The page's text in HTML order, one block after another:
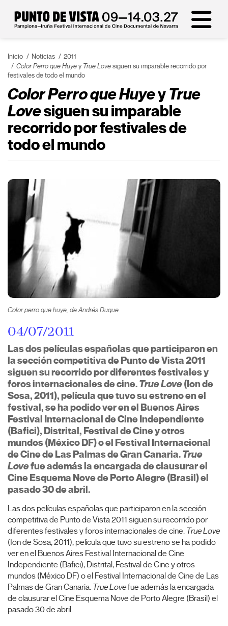
Inicio Noticias
2011
Color Perro que HuyeyTrue Lovesiguen su imparable recorrido por
festivales de todo el mundo
Color Perro que HuyeyTrue
Lovesiguen su imparable
recorrido por festivales de
todo el mundo
Color perro que huye, de Andrés Duque
04/07/2011
Las dos películas españolas que participaron en
la sección competitiva de Punto de Vista 2011
siguen su recorrido por diferentes festivales y
foros internacionales de cine.True Love(Ion de
Sosa, 2011), película que tuvo su estreno en el
festival, se ha podido ver en el Buenos Aires
Festival Internacional de Cine Independiente
(Bafici), Distrital, Festival de Cine y otros
mundos (México DF) o el Festival Internacional
de Cine de Las Palmas de Gran Canaria.True
Lovefue además la encargada de clausurar el
Cine Esquema Nove de Porto Alegre (Brasil) el
pasado 30 de abril.
Las dos películas españolas que participaron en la sección
competitiva de Punto de Vista 2011 siguen su recorrido por
diferentes festivales y foros internacionales de cine. True Love
(Ion de Sosa, 2011), película que tuvo su estreno se ha podido
ver en el Buenos Aires Festival Internacional de Cine
Independiente (Bafici), Distrital, Festival de Cine y otros
mundos (México DF) o el Festival Internacional de Cine de Las
Palmas de Gran Canaria. True Lovefue además la encargada
de clausurar el Cine Esquema Nove de Porto Alegre (Brasil) el
pasado 30 de abril.